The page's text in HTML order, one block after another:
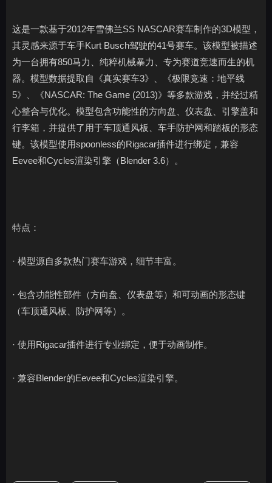
这是一款基于2012年雪佛兰SS NASCAR赛车制作的3D模型，
其灵感来源于车手Kurt Busch驾驶的41号赛车。该模型被描述
为一台拥有850马力、纯粹机械暴力、专为赛道竞速而生的机
器。模型数据提取自《真实赛车3》、《极限竞速：地平线
5》、《NASCAR: The Game (2013)》等多款游戏，并经过精
心整合与优化。模型包含功能性的方向盘、仪表盘、引擎盖和
行李箱，并提供了用于车顶通风板、车手防护网和踏板的形态
键。该模型使用spoonless的Rigacar插件进行绑定，兼容
Eevee和Cycles渲染引擎（Blender 3.6）。
特点：
· 模型源自多款热门赛车游戏，细节丰富。
· 包含功能性部件（方向盘、仪表盘等）和可动画的形态键
（车顶通风板、防护网等）。
· 使用Rigacar插件进行专业绑定，便于动画制作。
· 兼容Blender的Eevee和Cycles渲染引擎。